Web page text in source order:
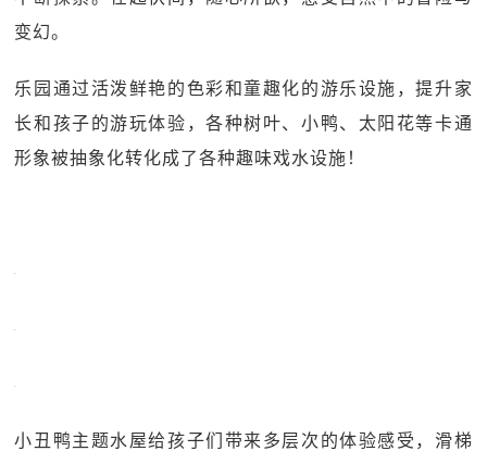
变幻。
乐园通过活泼鲜艳的色彩和童趣化的游乐设施，提升家
长和孩子的游玩体验，各种树叶、小鸭、太阳花等卡通
形象被抽象化转化成了各种趣味戏水设施！
小丑鸭主题水屋给孩子们带来多层次的体验感受，滑梯